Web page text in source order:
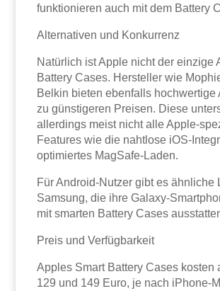
funktionieren auch mit dem Battery
Alternativen und Konkurrenz
Natürlich ist Apple nicht der einzige
Battery Cases. Hersteller wie
Belkin bieten ebenfalls hochwertige
zu günstigeren Preisen. Diese
allerdings meist nicht alle Apple-
Features wie die nahtlose iOS-
optimiertes MagSafe-Laden.
Für Android-Nutzer gibt es ähnliche
Samsung, die ihre Galaxy-
mit smarten Battery Cases
Preis und Verfügbarkeit
Apples Smart Battery Cases kosten
129 und 149 Euro, je nach iPhone-